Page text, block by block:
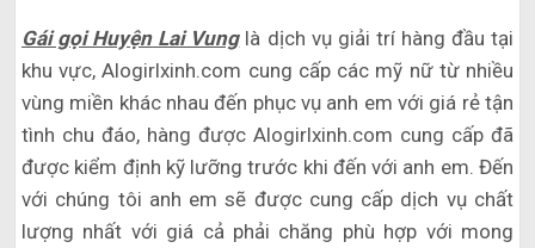
Gái gọi Huyện Lai Vunglà dịch vụ giải trí hàng đầu tại
khu vực, Alogirlxinh.com cung cấp các mỹ nữ từ nhiều
vùng miền khác nhau đến phục vụ anh em với giá rẻ tận
tình chu đáo, hàng được Alogirlxinh.com cung cấp đã
được kiểm định kỹ lưỡng trước khi đến với anh em. Đến
với chúng tôi anh em sẽ được cung cấp dịch vụ chất
lượng nhất với giá cả phải chăng phù hợp với mong